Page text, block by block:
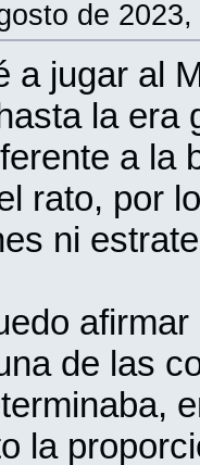
de
a jugar al
la era
a la
rato, por
ni
de las
la